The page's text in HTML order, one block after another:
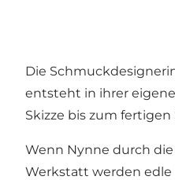
Die
entsteht in ihrer
Skizze bis zum
Wenn Nynne durch
Werkstatt werden edle